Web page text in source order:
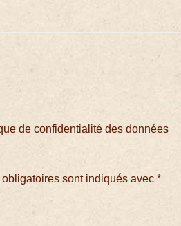
de confidentialité des données
obligatoires sont indiqués avec*